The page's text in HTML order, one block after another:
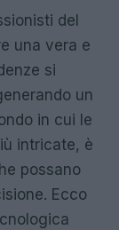
del
una vera e
si
un
in cui le
intricate, è
possano
Ecco